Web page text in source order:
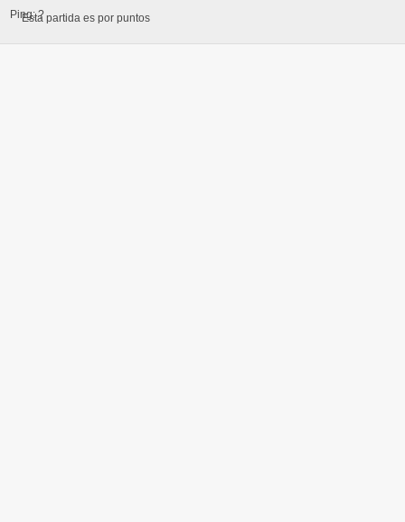
Esta partida es por puntos
Ping:?